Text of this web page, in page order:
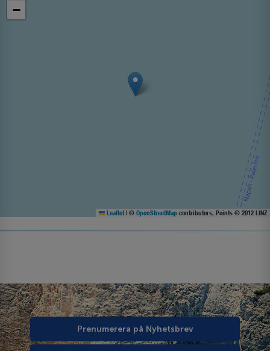
−
Leaflet | © OpenStreetMap contributors, Points © 2012 LINZ
Prenumerera på Nyhetsbrev